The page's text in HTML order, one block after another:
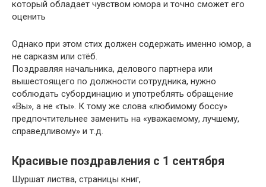
который обладает чувством юмора и точно сможет его
оценить
Однако при этом стих должен содержать именно юмор, а
не сарказм или стёб.
Поздравляя начальника, делового партнера или
вышестоящего по должности сотрудника, нужно
соблюдать субординацию и употреблять обращение
«Вы», а не «ты». К тому же слова «любимому боссу»
предпочтительнее заменить на «уважаемому, лучшему,
справедливому» и т.д.
Красивые поздравления с 1 сентября
Шуршат листва, страницы книг,